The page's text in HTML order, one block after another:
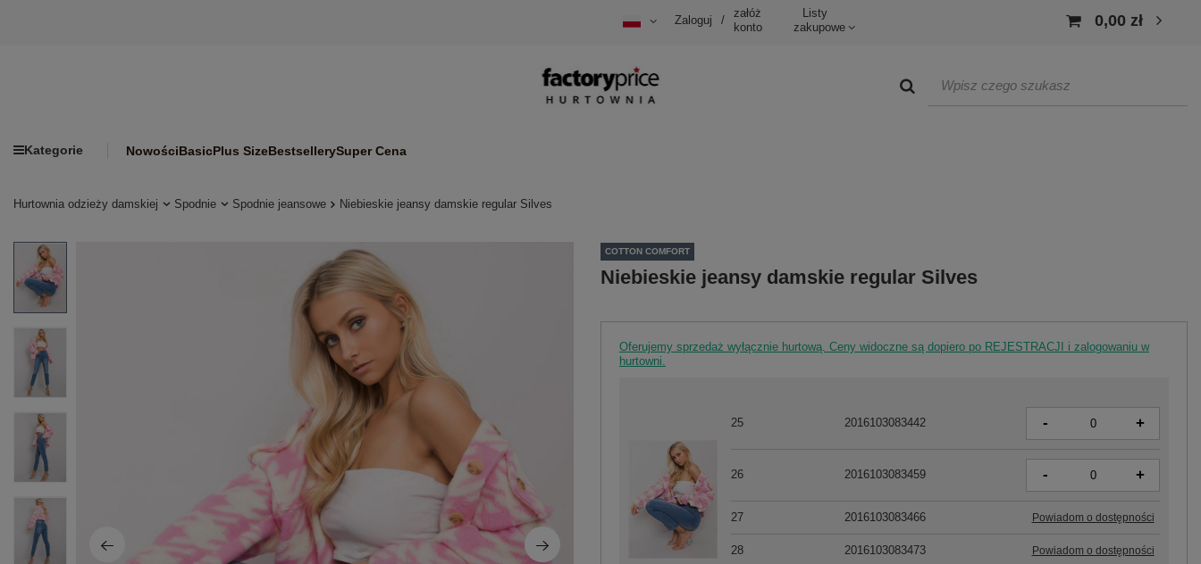
Zaloguj /
załóż
konto
Listy
zakupowe
0,00 zł
Kategorie NowościBasicPlus SizeBestsellerySuper Cena
Hurtownia odzieży damskiej Spodnie Spodnie jeansowe Niebieskie jeansy damskie regular Silves
COTTON COMFORT
Niebieskie jeansy damskie regular Silves
Oferujemy sprzedaż wyłącznie hurtową. Ceny widoczne są dopiero po REJESTRACJI i zalogowaniu w
hurtowni.
25 2016103083442 - +
26 2016103083459 - +
27 2016103083466 Powiadom o dostępności
28 2016103083473 Powiadom o dostępności